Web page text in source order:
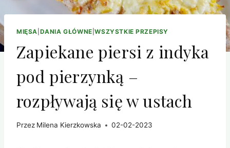
MIĘSA DANIA GŁÓWNE |WSZYSTKIE PRZEPISY
Zapiekane piersi z indyka
pod pierzynką –
rozpływają się w ustach
Przez Milena Kierzkowska 02-02-2023